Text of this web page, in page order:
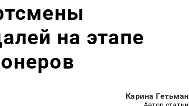
на этапе
Карина Гетьман
Автор статьи